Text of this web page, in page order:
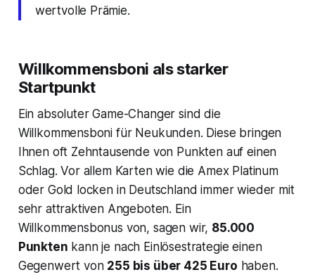
wertvolle Prämie.
Willkommensboni als starker
Startpunkt
Ein absoluter Game-Changer sind die
Willkommensboni für Neukunden. Diese bringen
Ihnen oft Zehntausende von Punkten auf einen
Schlag. Vor allem Karten wie die Amex Platinum
oder Gold locken in Deutschland immer wieder mit
sehr attraktiven Angeboten. Ein
Willkommensbonus von, sagen wir, 85.000
Punkten kann je nach Einlösestrategie einen
Gegenwert von 255 bis über 425 Euro haben.